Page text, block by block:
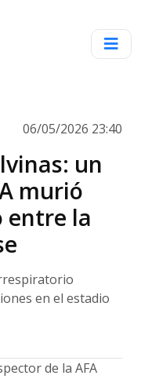
06/05/2026 23:40
un
murió
entre la
en el estadio